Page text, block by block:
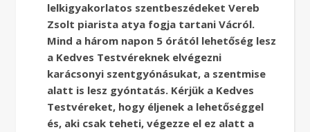
lelkigyakorlatos szentbeszédeket Vereb
Zsolt piarista atya fogja tartani Vácról.
Mind a három napon 5 órától lehetőség lesz
a Kedves Testvéreknek elvégezni
karácsonyi szentgyónásukat, a szentmise
alatt is lesz gyóntatás. Kérjük a Kedves
Testvéreket, hogy éljenek a lehetőséggel
és, aki csak teheti, végezze el ez alatt a